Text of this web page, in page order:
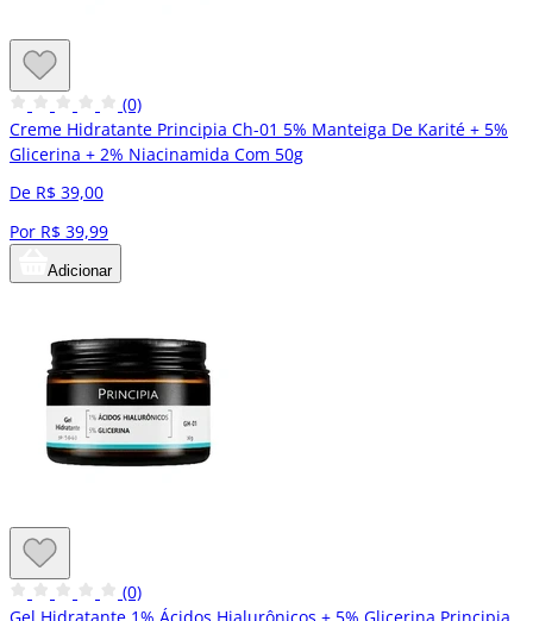
(0)
Creme Hidratante Principia Ch-01 5% Manteiga De Karité + 5%
Glicerina + 2% Niacinamida Com 50g
De R$ 39,00
Por R$ 39,99
Adicionar
(0)